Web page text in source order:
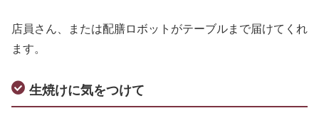
店員さん、または配膳ロボットがテーブルまで届けてくれ
ます。
生焼けに気をつけて